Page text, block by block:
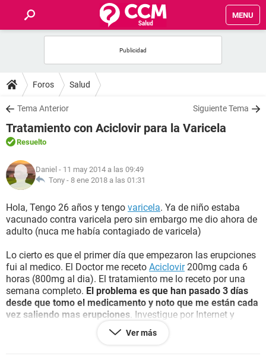
MENU
FOROS
SALUD
FAMILIA
NUTRICIÓN
SEXUALIDAD
GLOSARIO
Foros Salud
Tema Anterior Siguiente Tema
Tratamiento con Aciclovir para la Varicela
Resuelto
Daniel - 11 may 2014 a las 09:49
Tony - 8 ene 2018 a las 01:31
Hola, Tengo 26 años y tengo varicela. Ya de niño estaba
vacunado contra varicela pero sin embargo me dio ahora de
adulto (nuca me había contagiado de varicela)
Lo cierto es que el primer día que empezaron las erupciones
fui al medico. El Doctor me receto Aciclovir200mg cada 6
horas (800mg al dia). El tratamiento me lo receto por una
semana completo. El problema es que han pasado 3 días
desde que tomo el medicamento y noto que me están cada
vez saliendo mas erupciones. Investigue por Internet y
averigüe que el medicamento es muy efectivo y que detiene
la reproducción viral evitando que salgan mas erupciones de
Ver más